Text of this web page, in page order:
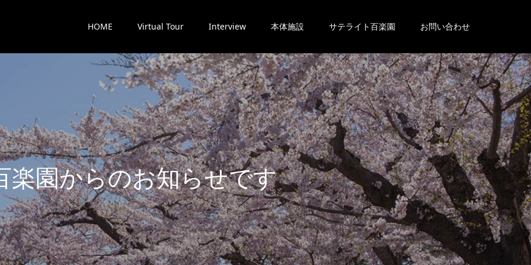
HOME Virtual Tour Interview 本体施設 サテライト百楽園 お問い合わせ
楽園からのお知らせです。